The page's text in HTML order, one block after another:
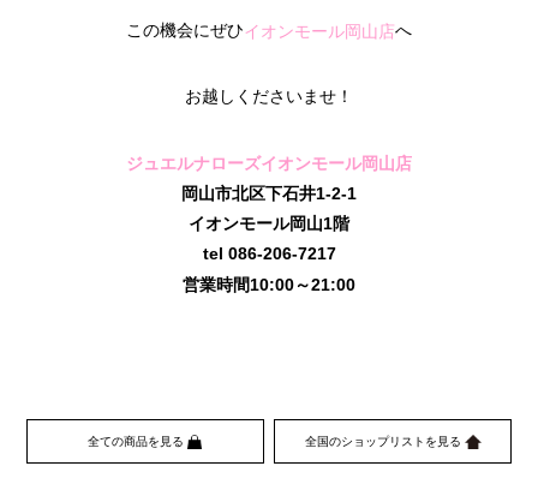
この機会にぜひイオンモール岡山店へ
お越しくださいませ！
ジュエルナローズイオンモール岡山店
岡山市北区下石井1-2-1
イオンモール岡山1階
tel 086-206-7217
営業時間10:00～21:00
全ての商品を見る 全国のショップリストを見る